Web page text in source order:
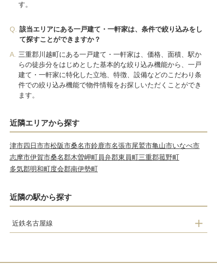
す。
Q.
該当エリアにある一戸建て・一軒家は、条件で絞り込みをし
て探すことができますか？
A.
三重郡川越町にある一戸建て・一軒家は、価格、面積、駅か
らの徒歩分をはじめとした基本的な絞り込み機能から、一戸
建て・一軒家に特化した立地、特徴、設備などのこだわり条
件での絞り込み機能で物件情報をお探しいただくことができ
ます。
近隣エリアから探す
津市四日市市松阪市桑名市鈴鹿市名張市尾鷲市亀山市いなべ市
志摩市伊賀市桑名郡木曽岬町員弁郡東員町三重郡菰野町
多気郡明和町度会郡南伊勢町
近隣の駅から探す
近鉄名古屋線